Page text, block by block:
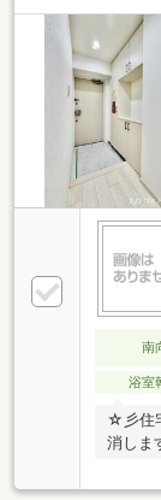
的な
いです。
南
浴室
☆彡住
消しま
ロー
で解決